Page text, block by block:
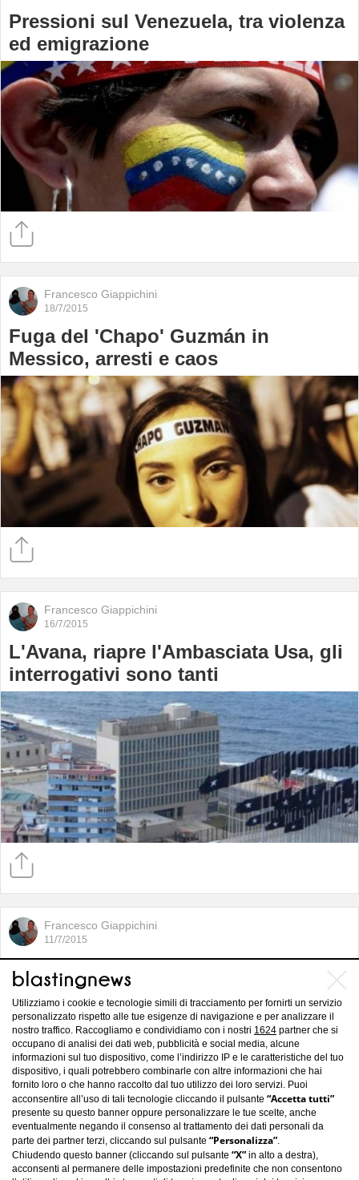
Pressioni sul Venezuela, tra violenza
ed emigrazione
Francesco Giappichini
18/7/2015
Fuga del 'Chapo' Guzmán in
Messico, arresti e caos
Francesco Giappichini
16/7/2015
L'Avana, riapre l'Ambasciata Usa, gli
interrogativi sono tanti
Francesco Giappichini
11/7/2015
Paraguay, l'ultima fatica di papa
Francisco
Utilizziamo i cookie e tecnologie simili di tracciamento per fornirti un servizio
personalizzato rispetto alle tue esigenze di navigazione e per analizzare il
nostro traffico. Raccogliamo e condividiamo con i nostri 1624 partner che si
occupano di analisi dei dati web, pubblicità e social media, alcune
informazioni sul tuo dispositivo, come l’indirizzo IP e le caratteristiche del tuo
dispositivo, i quali potrebbero combinarle con altre informazioni che hai
fornito loro o che hanno raccolto dal tuo utilizzo dei loro servizi. Puoi
acconsentire all’uso di tali tecnologie cliccando il pulsante “Accetta tutti”
presente su questo banner oppure personalizzare le tue scelte, anche
eventualmente negando il consenso al trattamento dei dati personali da
parte dei partner terzi, cliccando sul pulsante “Personalizza”.
Chiudendo questo banner (cliccando sul pulsante “X” in alto a destra),
acconsenti al permanere delle impostazioni predefinite che non consentono